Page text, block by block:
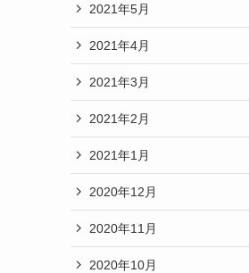
2021年5月
2021年4月
2021年3月
2021年2月
2021年1月
2020年12月
2020年11月
2020年10月